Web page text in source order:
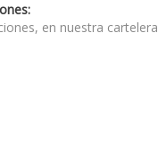
en nuestra cartelera